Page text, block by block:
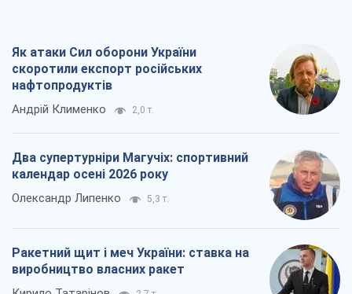
Як атаки Сил оборони України
скоротили експорт російських
нафтопродуктів
Андрій Клименко 2,0 т.
Два супертурніри Магучіх: спортивний
календар осені 2026 року
Олександр Липенко 5,3 т.
Ракетний щит і меч України: ставка на
виробництво власних ракет